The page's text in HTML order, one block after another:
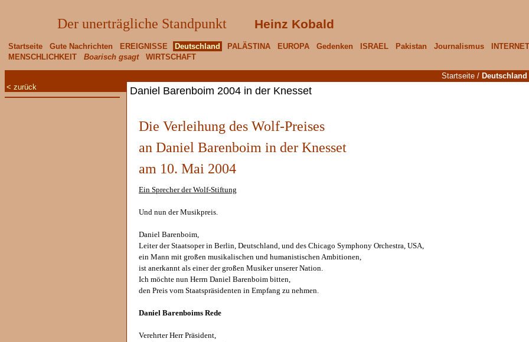
Der unerträgliche Standpunkt Heinz Kobald
Startseite Gute Nachrichten EREIGNISSE Deutschland PALÄSTINA EUROPA Gedenken ISRAEL Pakistan Journalismus INTERNET
MENSCHLICHKEIT
Boarisch gsagt WIRTSCHAFT
Startseite / Deutschland
< zurück
Daniel Barenboim 2004 in der Knesset
Die Verleihung des Wolf-Preises
an Daniel Barenboim in der Knesset
am 10. Mai 2004
Ein Sprecher der Wolf-Stiftung
Und nun der Musikpreis.
Daniel Barenboim,
Leiter der Staatsoper in Berlin, Deutschland, und des Chicago Symphony Orchestra, USA,
ein Mann mit großen musikalischen und humanistischen Ambitionen,
ist anerkannt als einer der großen Musiker unserer Nation.
Ich möchte nun Herrn Daniel Barenboim bitten,
den Preis vom Staatspräsidenten in Empfang zu nehmen.
Daniel Barenboims Rede
Verehrter Herr Präsident,